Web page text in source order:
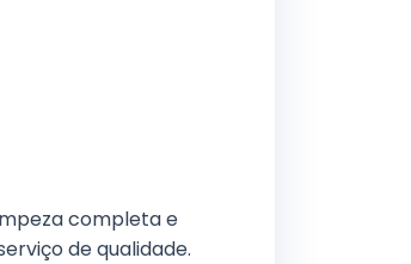
completa e
de qualidade.